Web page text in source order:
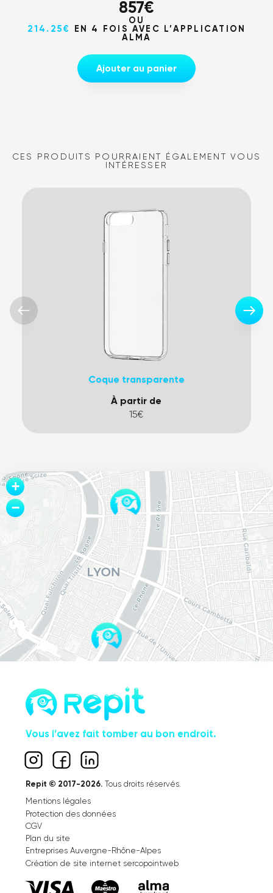
857€
OU
214.25€
EN 4 FOIS AVEC L’APPLICATION
ALMA
Ajouter au panier
CES PRODUITS POURRAIENT ÉGALEMENT VOUS
INTÉRESSER
Coque transparente
À partir de
15€
Vous l’avez fait tomber au bon endroit.
Repit © 2017-2026. Tous droits réservés.
Mentions légales
Protection des données
CGV
Plan du site
Entreprises Auvergne-Rhône-Alpes
Création de site internet sercopointweb
+
−